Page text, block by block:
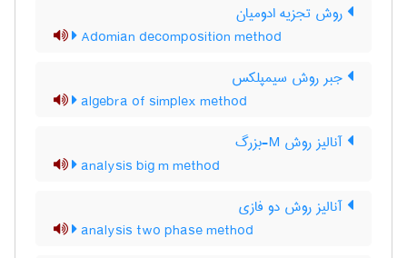
روش تجزیه ادومیان
Adomian decomposition method
جبر روش سیمپلکس
algebra of simplex method
آنالیز روش M-بزرگ
analysis big m method
آنالیز روش دو فازی
analysis two phase method